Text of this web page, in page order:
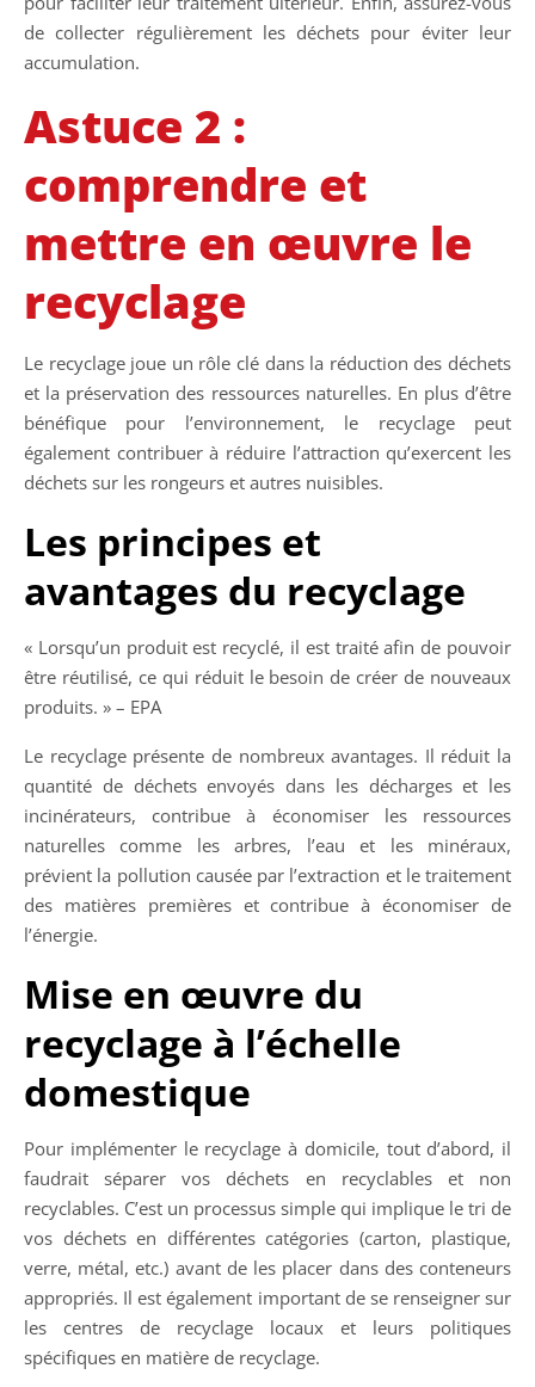
de collecter régulièrement les déchets pour éviter leur
accumulation.
Astuce 2 :
comprendre et
mettre en œuvre le
recyclage
Le recyclage joue un rôle clé dans la réduction des déchets
et la préservation des ressources naturelles. En plus d’être
bénéfique pour l’environnement, le recyclage peut
également contribuer à réduire l’attraction qu’exercent les
déchets sur les rongeurs et autres nuisibles.
Les principes et
avantages du recyclage
« Lorsqu’un produit est recyclé, il est traité afin de pouvoir
être réutilisé, ce qui réduit le besoin de créer de nouveaux
produits. » – EPA
Le recyclage présente de nombreux avantages. Il réduit la
quantité de déchets envoyés dans les décharges et les
incinérateurs, contribue à économiser les ressources
naturelles comme les arbres, l’eau et les minéraux,
prévient la pollution causée par l’extraction et le traitement
des matières premières et contribue à économiser de
l’énergie.
Mise en œuvre du
recyclage à l’échelle
domestique
Pour implémenter le recyclage à domicile, tout d’abord, il
faudrait séparer vos déchets en recyclables et non
recyclables. C’est un processus simple qui implique le tri de
vos déchets en différentes catégories (carton, plastique,
verre, métal, etc.) avant de les placer dans des conteneurs
appropriés. Il est également important de se renseigner sur
les centres de recyclage locaux et leurs politiques
spécifiques en matière de recyclage.